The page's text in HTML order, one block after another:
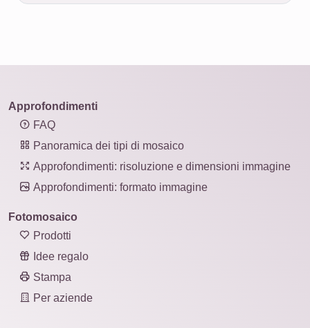
Approfondimenti
FAQ
Panoramica dei tipi di mosaico
Approfondimenti: risoluzione e dimensioni immagine
Approfondimenti: formato immagine
Fotomosaico
Prodotti
Idee regalo
Stampa
Per aziende